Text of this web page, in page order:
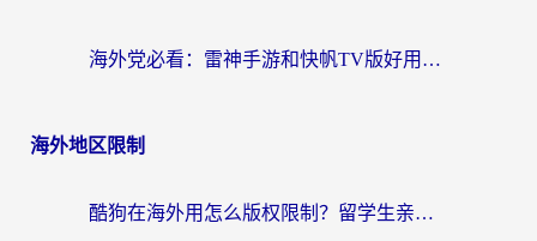
海外党必看：雷神手游和快帆TV版好用吗？3步选对回国加速器不踩坑
海外地区限制
酷狗在海外用怎么版权限制？留学生亲测：3步解决听国内音乐难题